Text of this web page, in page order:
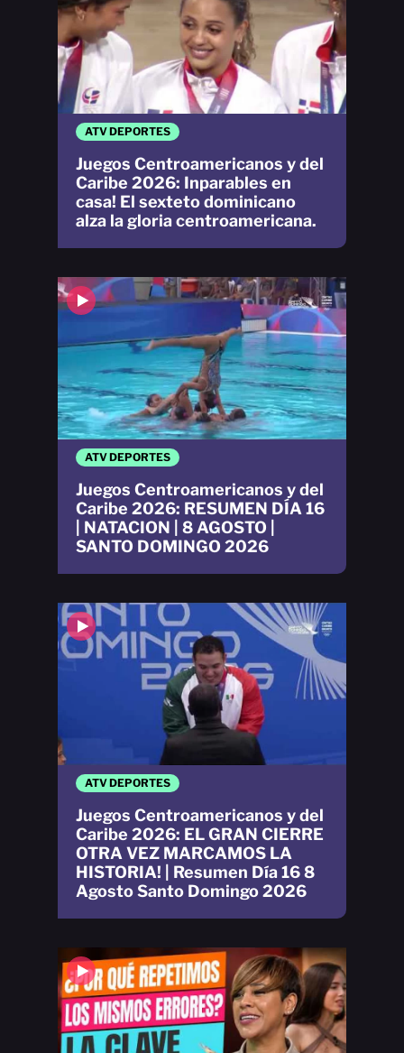
ATV DEPORTES
Juegos Centroamericanos y del
Caribe 2026: Inparables en
casa! El sexteto dominicano
alza la gloria centroamericana.
ATV DEPORTES
Juegos Centroamericanos y del
Caribe 2026: EL GRAN CIERRE
OTRA VEZ MARCAMOS LA
HISTORIA! | Resumen Día 16 8
Agosto Santo Domingo 2026
ATV DEPORTES
Juegos Centroamericanos y del
Caribe 2026: RESUMEN DÍA 16
| NATACION | 8 AGOSTO |
SANTO DOMINGO 2026